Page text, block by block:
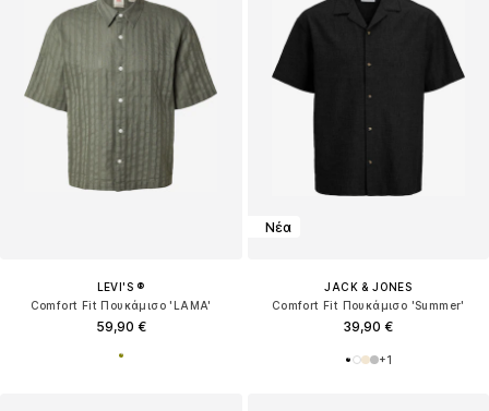
LEVI'S ®
Comfort Fit Πουκάμισο 'LAMA'
59,90 €
Νέα
JACK & JONES
Comfort Fit Πουκάμισο 'Summer'
39,90 €
+1